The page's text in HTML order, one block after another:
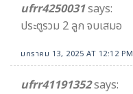
ufrr4250031says:
ประตูรวม 2 ลูก จบเสมอ
มกราคม 13, 2025 AT 12:12 PM
ufrr41191352says: